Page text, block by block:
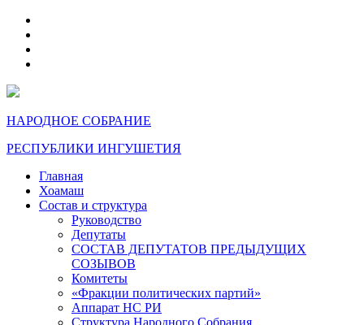
НАРОДНОЕ СОБРАНИЕ
РЕСПУБЛИКИ ИНГУШЕТИЯ
Главная
Хоамаш
Состав и структура
Руководство
Депутаты
СОСТАВ ДЕПУТАТОВ ПРЕДЫДУЩИХ
СОЗЫВОВ
Комитеты
«Фракции политических партий»
Аппарат НС РИ
Структура Народного Собрания